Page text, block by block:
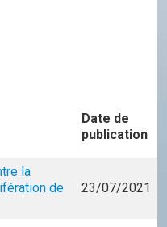
Date de
publication
la
de
23/07/2021